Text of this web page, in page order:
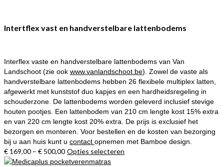
Intertflex vast en handverstelbare lattenbodems
Interflex vaste en handverstelbare lattenbodems van Van
Landschoot (zie ook www.vanlandschoot.be). Zowel de vaste als
handverstelbare lattenbodems hebben 26 flexibele multiplex latten,
afgewerkt met kunststof duo kapjes en een hardheidsregeling in
schouderzone. De lattenbodems worden geleverd inclusief stevige
houten pootjes. Een lattenbodem van 210 cm lengte kost 15% extra
en van 220 cm lengte kost 20% extra. De prijs is exclusief het
bezorgen en monteren. Voor bestellen en de kosten van bezorging
bij u aan huis kunt u contact opnemen met Bamboe design.
€ 169,00 – € 500,00 Opties selecteren